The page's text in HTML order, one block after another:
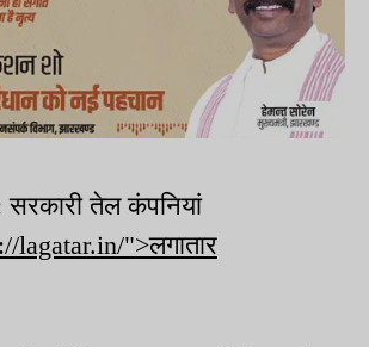
तेल कंपनियां
lagatar.in/">लगातार